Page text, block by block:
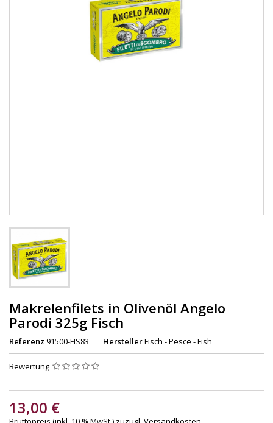
Makrelenfilets in Olivenöl Angelo
Parodi 325g Fisch
Referenz 91500-FIS83 HerstellerFisch - Pesce - Fish
Bewertung
13,00 €